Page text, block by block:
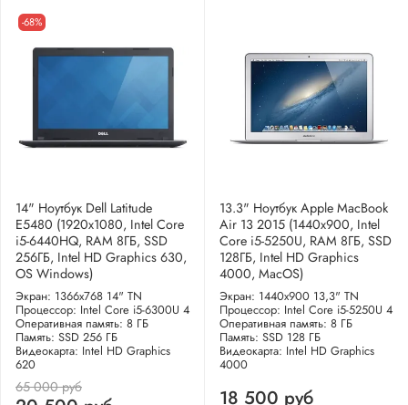
-68%
14" Ноутбук Dell Latitude
E5480 (1920х1080, Intel Core
i5-6440HQ, RAM 8ГБ, SSD
256ГБ, Intel HD Graphics 630,
OS Windows)
Экран: 1366x768 14" TN
Процессор: Intel Core i5-6300U 4
Оперативная память: 8 ГБ
Память: SSD 256 ГБ
Видеокарта: Intel HD Graphics
620
65 000 руб
13.3" Ноутбук Apple MacBook
Air 13 2015 (1440x900, Intel
Core i5-5250U, RAM 8ГБ, SSD
128ГБ, Intel HD Graphics
4000, MacOS)
Экран: 1440x900 13,3" TN
Процессор: Intel Core i5-5250U 4
Оперативная память: 8 ГБ
Память: SSD 128 ГБ
Видеокарта: Intel HD Graphics
4000
18 500 руб